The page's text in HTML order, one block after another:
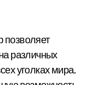
позволяет
различных
уголках мира.